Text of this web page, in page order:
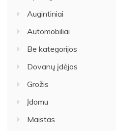
Augintiniai
Automobiliai
Be kategorijos
Dovanų įdėjos
Grožis
Įdomu
Maistas